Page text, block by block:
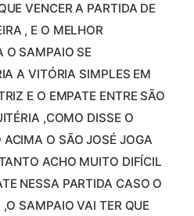
VENCER A PARTIDA DE
, E O MELHOR
O SAMPAIO SE
A VITÓRIA SIMPLES EM
E O EMPATE ENTRE SÃO
,COMO DISSE O
ACIMA O SÃO JOSÉ JOGA
ACHO MUITO DIFÍCIL
NESSA PARTIDA CASO O
SAMPAIO VAI TER QUE